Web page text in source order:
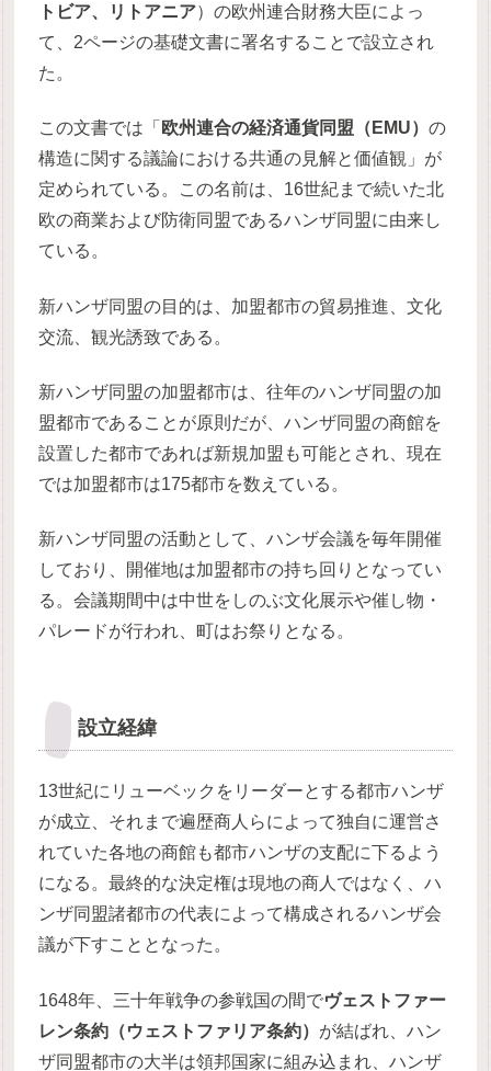
トビア、リトアニア）の欧州連合財務大臣によっ
て、2ページの基礎文書に署名することで設立され
た。
この文書では「 欧州連合の経済通貨同盟（EMU）の
構造に関する議論における共通の見解と価値観」が
定められている。この名前は、16世紀まで続いた北
欧の商業および防衛同盟であるハンザ同盟に由来し
ている。
新ハンザ同盟の目的は、加盟都市の貿易推進、文化
交流、観光誘致である。
新ハンザ同盟の加盟都市は、往年のハンザ同盟の加
盟都市であることが原則だが、ハンザ同盟の商館を
設置した都市であれば新規加盟も可能とされ、現在
では加盟都市は175都市を数えている。
新ハンザ同盟の活動として、ハンザ会議を毎年開催
しており、開催地は加盟都市の持ち回りとなってい
る。会議期間中は中世をしのぶ文化展示や催し物・
パレードが行われ、町はお祭りとなる。
設立経緯
13世紀にリューベックをリーダーとする都市ハンザ
が成立、それまで遍歴商人らによって独自に運営さ
れていた各地の商館も都市ハンザの支配に下るよう
になる。最終的な決定権は現地の商人ではなく、ハ
ンザ同盟諸都市の代表によって構成されるハンザ会
議が下すこととなった。
1648年、三十年戦争の参戦国の間でヴェストファー
レン条約（ウェストファリア条約） が結ばれ、ハン
ザ同盟都市の大半は領邦国家に組み込まれ、ハンザ